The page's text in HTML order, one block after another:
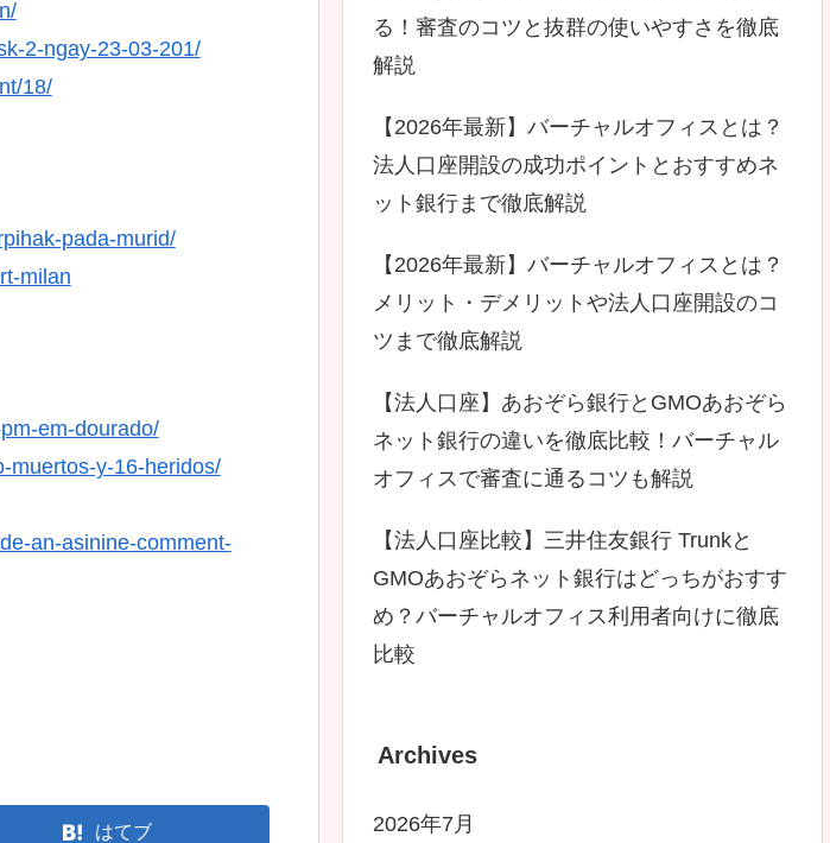
2-ngay-23-03-201/
18/
pada-murid/
milan
em-dourado/
muertos-y-16-heridos/
an-asinine-comment-
はてブ
る！審査のコツと抜群の使いやすさを徹底
解説
【2026年最新】バーチャルオフィスとは？
法人口座開設の成功ポイントとおすすめネ
ット銀行まで徹底解説
【2026年最新】バーチャルオフィスとは？
メリット・デメリットや法人口座開設のコ
ツまで徹底解説
【法人口座】あおぞら銀行とGMOあおぞら
ネット銀行の違いを徹底比較！バーチャル
オフィスで審査に通るコツも解説
【法人口座比較】三井住友銀行 Trunkと
GMOあおぞらネット銀行はどっちがおすす
め？バーチャルオフィス利用者向けに徹底
比較
Archives
2026年7月